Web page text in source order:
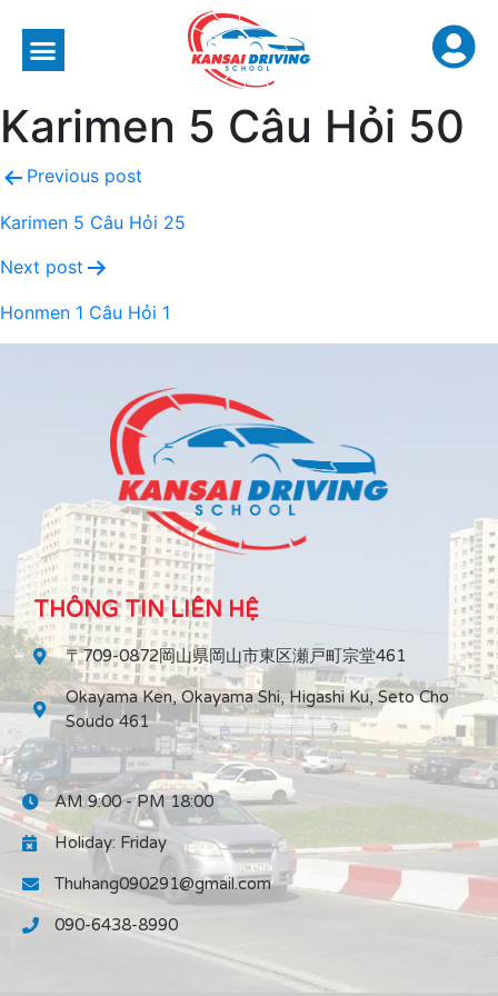
Karimen 5 Câu Hỏi 50
Previous post
Karimen 5 Câu Hỏi 25
Next post
Honmen 1 Câu Hỏi 1
THÔNG TIN LIÊN HỆ
〒709-0872岡山県岡山市東区瀬戸町宗堂461
Okayama Ken, Okayama Shi, Higashi Ku, Seto Cho
Soudo 461
AM 9:00 - PM 18:00
Holiday: Friday
Thuhang090291@gmail.com
090-6438-8990